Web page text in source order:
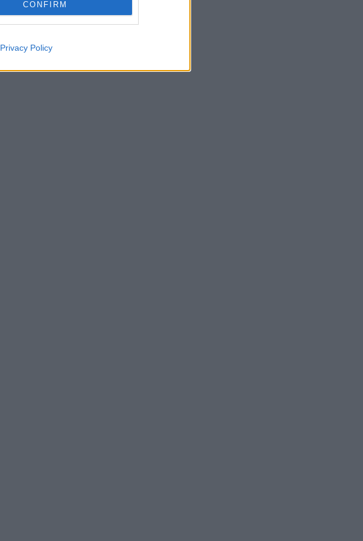
CONFIRM
Privacy Policy